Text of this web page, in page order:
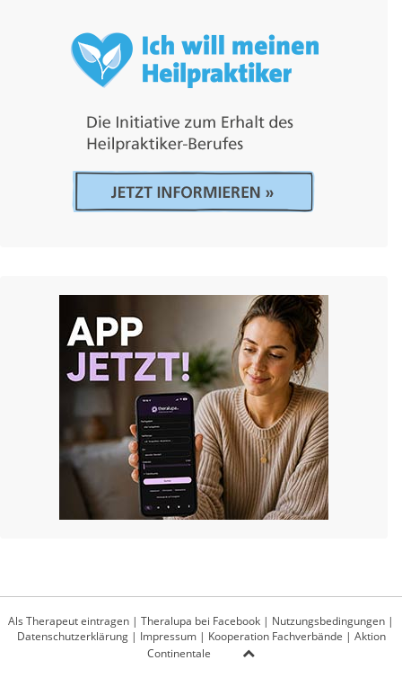
Als Therapeut eintragen | Theralupa bei Facebook | Nutzungsbedingungen |
Datenschutzerklärung| Impressum| Kooperation Fachverbände | Aktion
Continentale